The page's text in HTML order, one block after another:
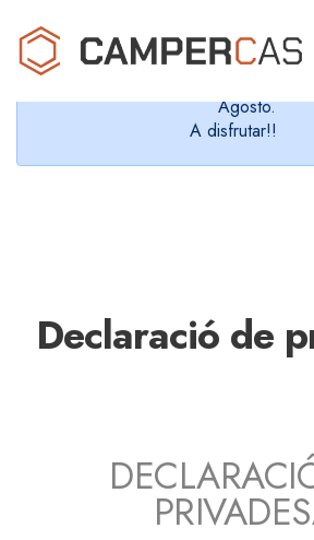
Cerramos en verano, que nos
chapuzón y
Agosto.
A disfrutar!!
Declaració de